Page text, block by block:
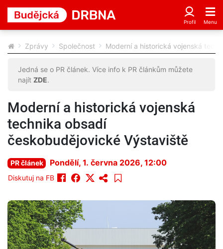
Zprávy Společnost Moderní a historická vojenská
Jedná se o PR článek. Více info k PR článkům můžete
najít ZDE.
Moderní a historická vojenská
technika obsadí
českobudějovické Výstaviště
PR článek Pondělí, 1. června 2026, 12:00
Diskutuj na FB